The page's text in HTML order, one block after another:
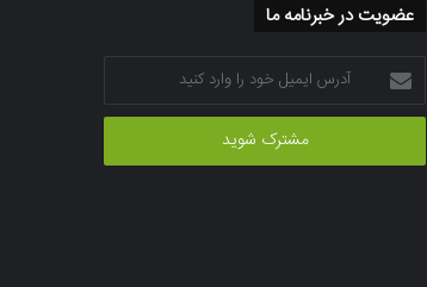
عضویت در خبرنامه ما
آدرس
ایمیل
خود
وارد